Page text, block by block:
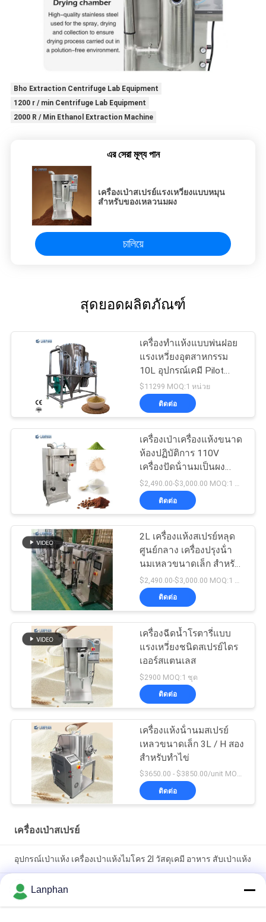
Bho Extraction Centrifuge Lab Equipment
1200 r / min Centrifuge Lab Equipment
2000 R / Min Ethanol Extraction Machine
এর সেরা মূল্য পান
เครื่องเป่าสเปรย์แรงเหวี่ยงแบบหมุน
สำหรับของเหลวนมผง
চালিয়ে
สุดยอดผลิตภัณฑ์
เครื่องทำแห้งแบบพ่นฝอย
แรงเหวี่ยงอุตสาหกรรม
10L อุปกรณ์เคมี Pilot
380v
$11299 MOQ:1 หน่วย
ติดต่อ
เครื่องเป่าเครื่องแห้งขนาด
ห้องปฏิบัติการ 110V
เครื่องปัดน้ํานมเป็นผง
2000mL/H
$2,490.00-$3,000.00 MOQ:1 ชุด
ติดต่อ
2L เครื่องแห้งสเปรย์หลุด
ศูนย์กลาง เครื่องปรุงน้ํา
นมเหลวขนาดเล็ก สําหรับ
ห้องปฏิบัติการ
ติดต่อ
เครื่องฉีดน้ำโรตารี่แบบ
แรงเหวี่ยงชนิดสเปรย์ไดร
เออร์สแตนเลส
$2900 MOQ:1 ชุด
ติดต่อ
เครื่องแห้งน้ํานมสเปรย์
เหลวขนาดเล็ก 3L / H สอง
สําหรับทําไข่
$3650.00 - $3850.00/unit MOQ:1 หน่วย
ติดต่อ
เครื่องเป่าสเปรย์
อุปกรณ์เป่าแห้ง เครื่องเป่าแห้งไมโคร 2l วัสดุเคมี อาหาร สับเป่าแห้ง
เครื่องเป่าเป่าเครื่องเป่าเป่าเครื่องเป่าเป่า เครื่องเป่าเป่าเครื่องเป่า
เป่าขนาดเล็กสําหรับฝุ่นยี่
Lanphan